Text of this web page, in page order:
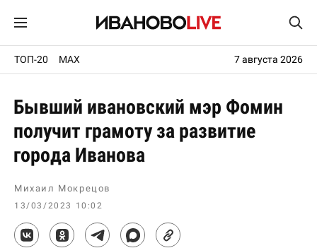
ТОП-20 MAX 7 августа 2026
Бывший ивановский мэр Фомин
получит грамоту за развитие
города Иванова
Михаил Мокрецов
13/03/2023 10:02